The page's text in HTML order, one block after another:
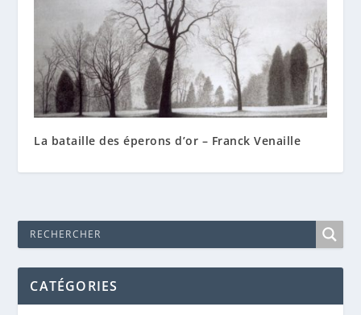
La bataille des éperons d’or – Franck Venaille
CATÉGORIES